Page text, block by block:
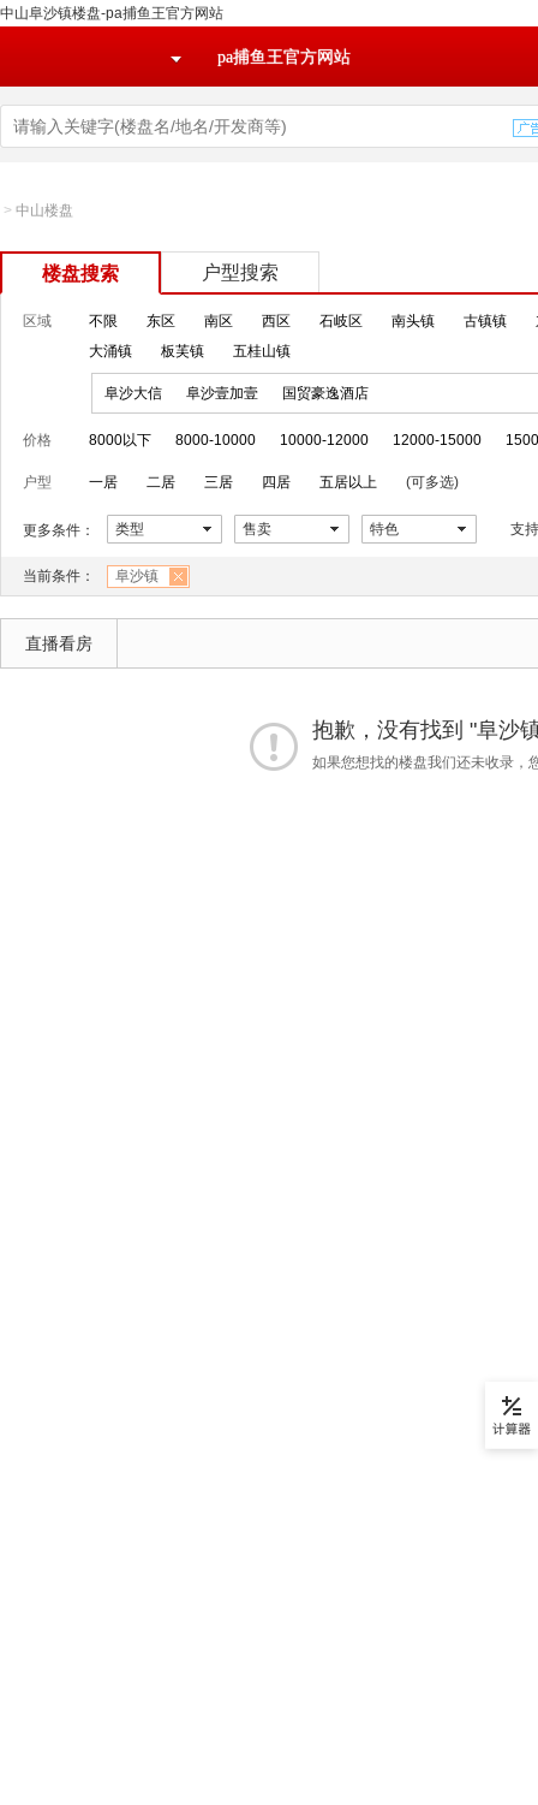
中山阜沙镇楼盘-pa捕鱼王官方网站
pa捕鱼王官方网站
> 中山楼盘
楼盘搜索 户型搜索
区域 不限 东区 南区 西区 石岐区 南头镇 古镇镇
大涌镇
板芙镇 五桂山镇
阜沙大信 阜沙壹加壹 国贸豪逸酒店
价格 8000以下 8000-10000 10000-12000 12000-15000
户型 一居 二居 三居 四居 五居以上 (可多选)
更多条件： 类型 售卖 特色 支
当前条件： 阜沙镇
直播看房
抱歉，没有找到 "阜沙
如果您想找的楼盘我们还未收录，